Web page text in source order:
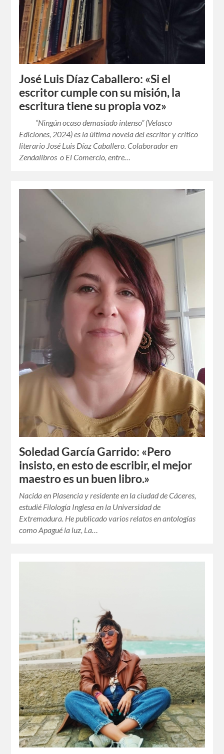
José Luis Díaz Caballero: «Si el
escritor cumple con su misión, la
escritura tiene su propia voz»
“Ningún ocaso demasiado intenso” (Velasco
Ediciones, 2024) es la última novela del escritor y crítico
literario José Luis Díaz Caballero. Colaborador en
Zendalibros o El Comercio, entre…
Soledad García Garrido: «Pero
insisto, en esto de escribir, el mejor
maestro es un buen libro.»
Nacida en Plasencia y residente en la ciudad de Cáceres,
estudié Filología Inglesa en la Universidad de
Extremadura. He publicado varios relatos en antologías
como Apagué la luz, La…